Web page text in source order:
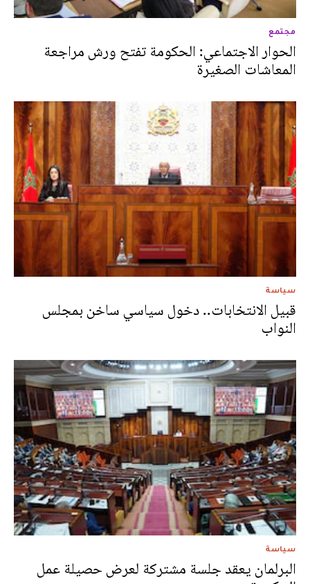
مجتمع
الحوار الاجتماعي: الحكومة تفتح ورش مراجعة
المعاشات الصغيرة
سياسة
قبيل الانتخابات.. دخول سياسي ساخن بمجلس
النواب
سياسة
البرلمان يعقد جلسة مشتركة لعرض حصيلة عمل